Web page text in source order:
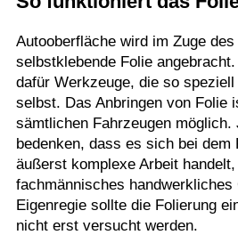
Autooberfläche wird im Zuge
selbstklebende Folie
dafür Werkzeuge, die so
selbst. Das Anbringen von Folie
sämtlichen Fahrzeugen möglich.
bedenken, dass es sich bei dem
äußerst komplexe Arbeit
fachmännisches
Eigenregie sollte die Folierung
nicht erst versucht werden.